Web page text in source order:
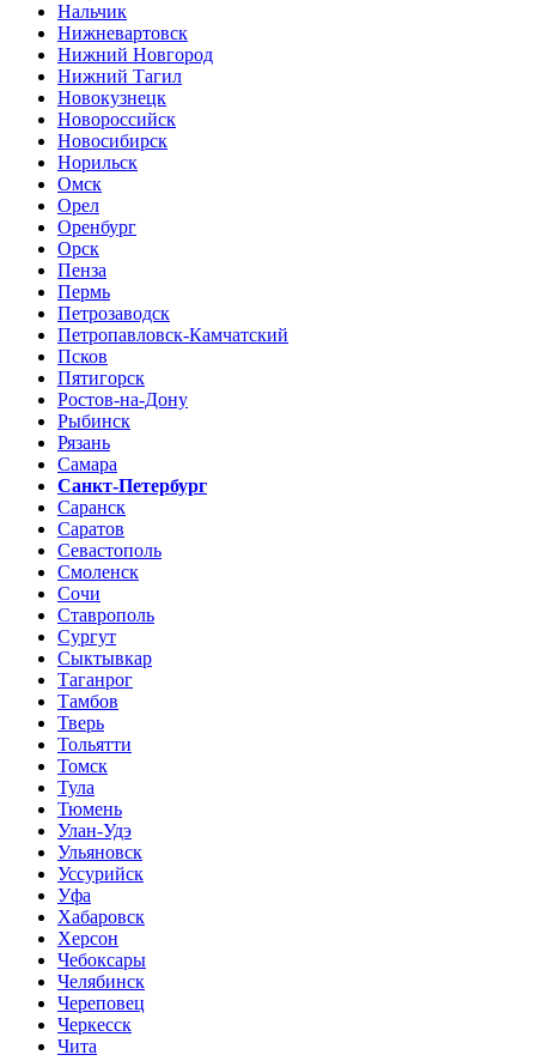
Нальчик
Нижневартовск
Нижний Новгород
Нижний Тагил
Новокузнецк
Новороссийск
Новосибирск
Норильск
Омск
Орел
Оренбург
Орск
Пенза
Пермь
Петрозаводск
Петропавловск-Камчатский
Псков
Пятигорск
Ростов-на-Дону
Рыбинск
Рязань
Самара
Санкт-Петербург
Саранск
Саратов
Севастополь
Смоленск
Сочи
Ставрополь
Сургут
Сыктывкар
Таганрог
Тамбов
Тверь
Тольятти
Томск
Тула
Тюмень
Улан-Удэ
Ульяновск
Уссурийск
Уфа
Хабаровск
Херсон
Чебоксары
Челябинск
Череповец
Черкесск
Чита